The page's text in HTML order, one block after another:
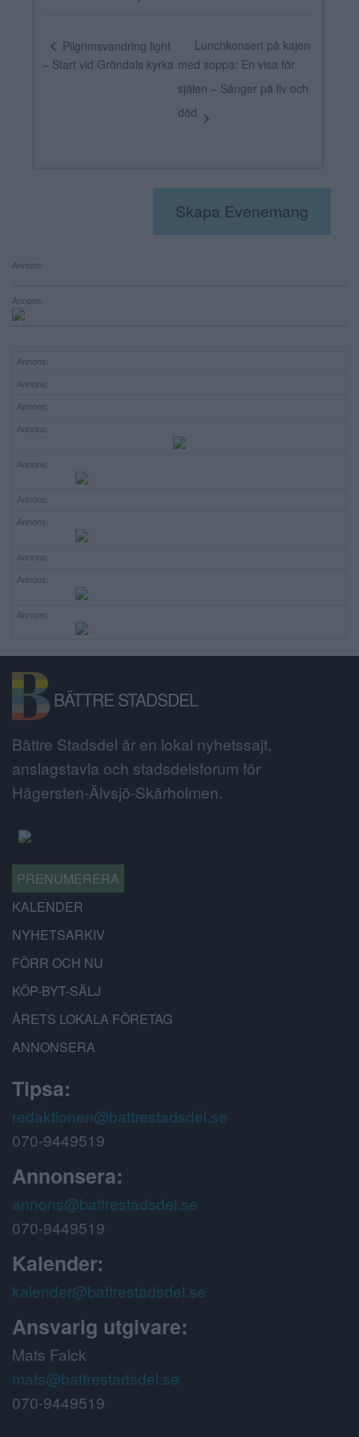
Pilgrimsvandring light
– Start vid Gröndals kyrka
Lunchkonsert på kajen
med soppa: En visa för
själen – Sånger på liv och
död
Skapa Evenemang
Annons:
Annons:
Annons:
Annons:
Annons:
Annons:
Annons:
Annons:
Annons:
Annons:
Annons:
Annons:
BÄTTRE STADSDEL
Bättre Stadsdel är en lokal nyhetssajt,
anslagstavla och stadsdelsforum för
Hägersten-Älvsjö-Skärholmen.
PRENUMERERA
KALENDER
NYHETSARKIV
FÖRR OCH NU
KÖP-BYT-SÄLJ
ÅRETS LOKALA FÖRETAG
ANNONSERA
Tipsa:
redaktionen@battrestadsdel.se
070-9449519
Annonsera:
annons@battrestadsdel.se
070-9449519
Kalender:
kalender@battrestadsdel.se
Ansvarig utgivare:
Mats Falck
mats@battrestadsdel.se
070-9449519